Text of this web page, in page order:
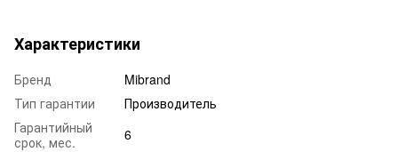
Характеристики
Бренд
Mibrand
Тип гарантии
Производитель
Гарантийный
срок, мес.
6